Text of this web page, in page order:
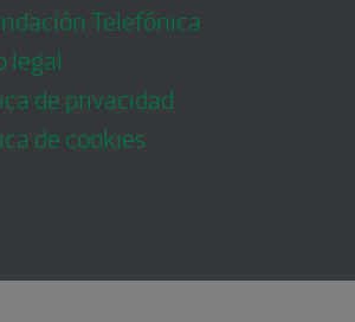
Telefónica
legal
de privacidad
de cookies